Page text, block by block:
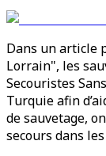
Dans un article
Lorrain", les
Secouristes
Turquie afin
de sauvetage,
secours dans